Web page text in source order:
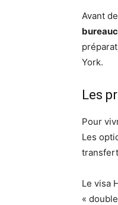
Avant
York.
Les
Pour
Les
Le visa
«